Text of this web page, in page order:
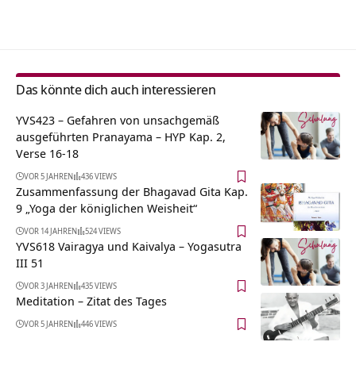
Das könnte dich auch interessieren
YVS423 – Gefahren von unsachgemäß
ausgeführten Pranayama – HYP Kap. 2,
Verse 16-18
VOR 5 JAHREN 436 VIEWS
Zusammenfassung der Bhagavad Gita Kap.
9 „Yoga der königlichen Weisheit“
VOR 14 JAHREN 524 VIEWS
YVS618 Vairagya und Kaivalya – Yogasutra
III 51
VOR 3 JAHREN 435 VIEWS
Meditation – Zitat des Tages
VOR 5 JAHREN 446 VIEWS